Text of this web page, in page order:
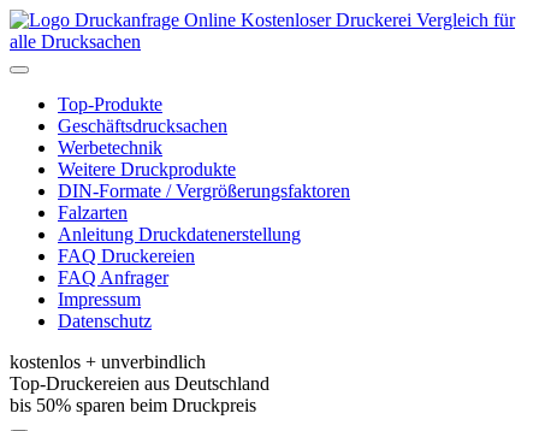
Kostenloser Druckerei Vergleich für
alle Drucksachen
Toggle
navigationTop-Produkte
Geschäftsdrucksachen
Werbetechnik
Weitere Druckprodukte
DIN-Formate / Vergrößerungsfaktoren
Falzarten
Anleitung Druckdatenerstellung
FAQ Druckereien
FAQ Anfrager
Impressum
Datenschutz
kostenlos + unverbindlich
Top-Druckereien aus Deutschland
bis 50% sparen beim Druckpreis